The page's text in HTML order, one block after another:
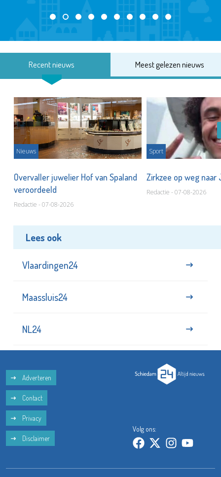
Recent nieuws Meest gelezen nieuws
Nieuws
Overvaller juwelier Hof van Spaland
veroordeeld
Redactie - 07-08-2026
Sport
Zirkzee op weg
Redactie - 07-08-2026
Lees ook
Vlaardingen24
Maassluis24
NL24
Adverteren
Contact
Privacy
Disclaimer
Volg ons: